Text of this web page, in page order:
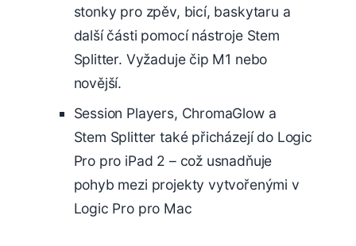
stonky pro zpěv, bicí, baskytaru a
další části pomocí nástroje Stem
Splitter. Vyžaduje čip M1 nebo
novější.
Session Players, ChromaGlow a
Stem Splitter také přicházejí do Logic
Pro pro iPad 2 – což usnadňuje
pohyb mezi projekty vytvořenými v
Logic Pro pro Mac